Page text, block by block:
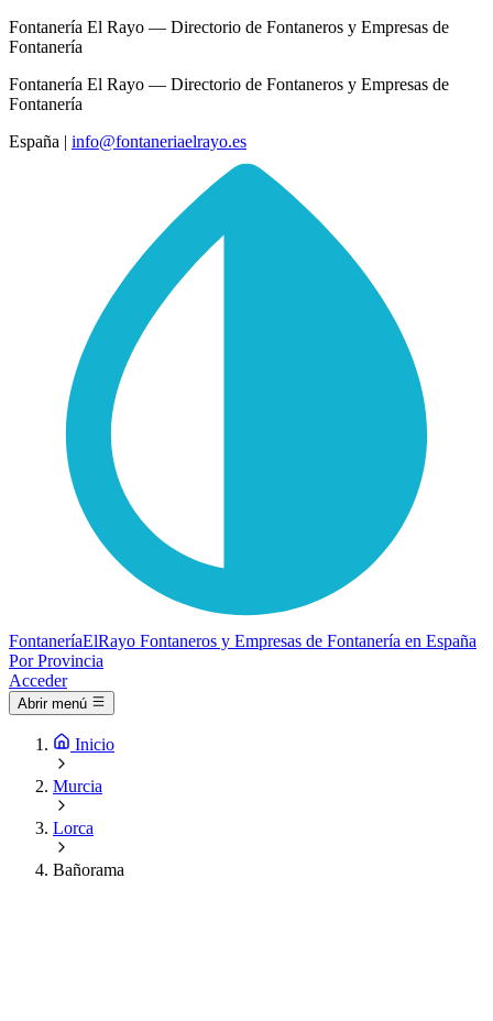
Fontanería El Rayo — Directorio de Fontaneros y Empresas de
Fontanería
Fontanería El Rayo — Directorio de Fontaneros y Empresas de
Fontanería
España | info@fontaneriaelrayo.es
FontaneríaElRayo Fontaneros y Empresas de Fontanería en España
Por Provincia
Acceder
Abrir menú
Inicio
Murcia
Lorca
Bañorama